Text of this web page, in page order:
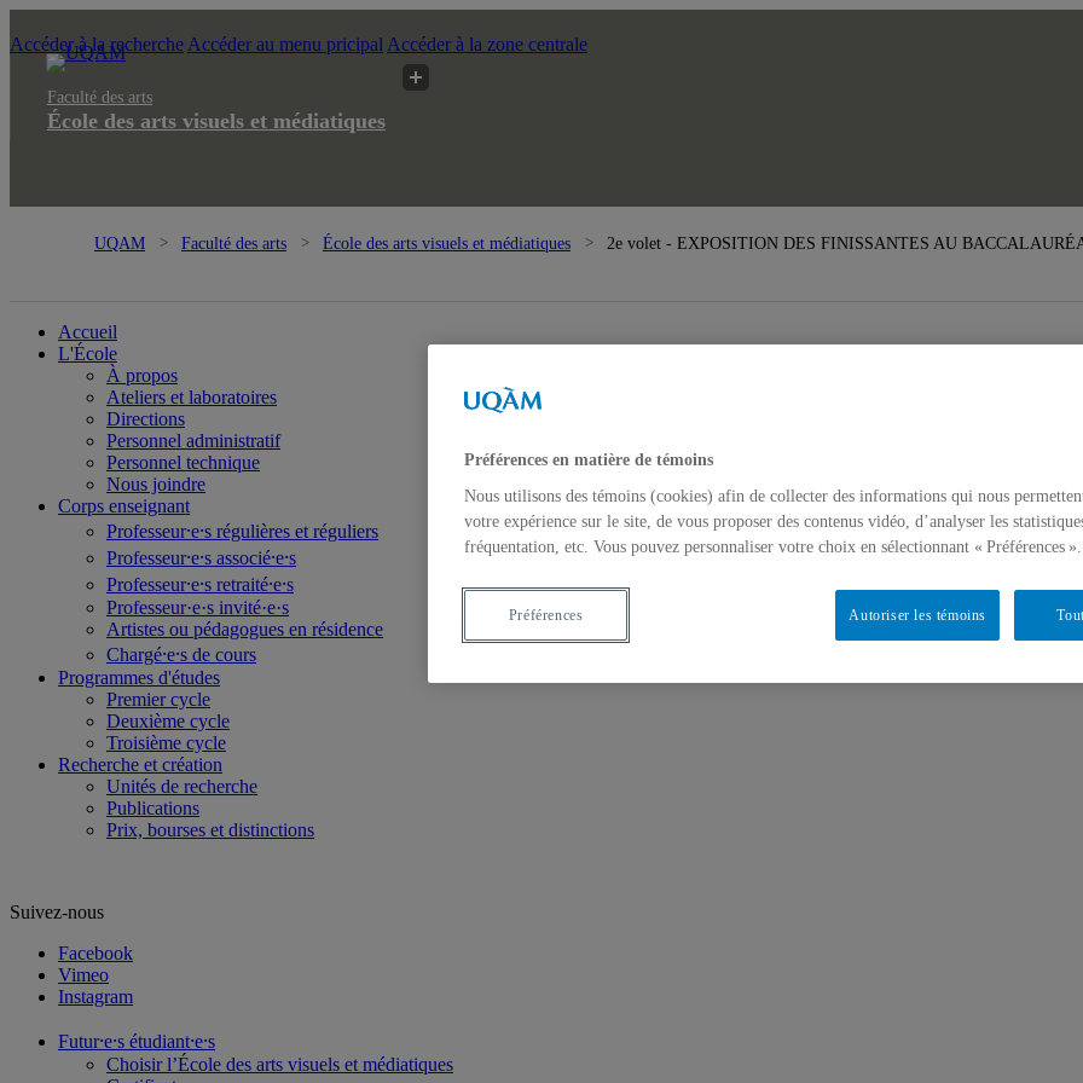
Accéder à la recherche Accéder au menu pricipal Accéder à la zone centrale
Faculté des arts
École des arts visuels et médiatiques
UQAM Faculté des arts École des arts visuels et médiatiques 2e volet - EXPOSITION DES FINISSANTES AU
Accueil
L'École
À propos
Ateliers et laboratoires
Directions
Personnel administratif
Personnel technique
Nous joindre
Corps enseignant
Professeur⸱e⸱s régulières et réguliers
Professeur⸱e⸱s associé⸱e⸱s
Professeur⸱e⸱s retraité⸱e⸱s
Professeur·e·s invité·e·s
Artistes ou pédagogues en résidence
Chargé⸱e⸱s de cours
Programmes d'études
Premier cycle
Deuxième cycle
Troisième cycle
Recherche et création
Unités de recherche
Publications
Prix, bourses et distinctions
Suivez-nous
Facebook
Vimeo
Instagram
Futur⸱e⸱s étudiant⸱e⸱s
Choisir l’École des arts visuels et médiatiques
Préférences en matière de témoins
Nous utilisons des témoins (cookies) afin de collecter des informations qui nous
votre expérience sur le site, de vous proposer des contenus vidéo, d’analyser les
fréquentation, etc. Vous pouvez personnaliser votre choix en sélectionnant « Préférences ».
Autoriser les témoins
Préférences